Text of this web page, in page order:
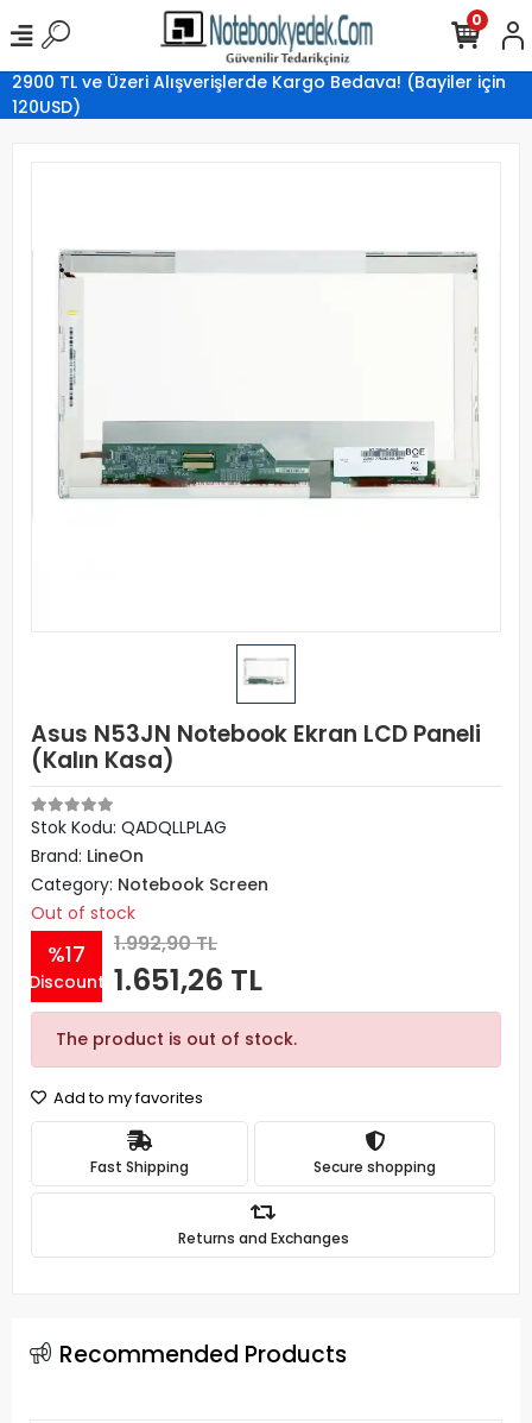
2900 TL ve Üzeri Alışverişlerde Kargo Bedava! (Bayiler için
120USD)
0
Asus N53JN Notebook Ekran LCD Paneli
(Kalın Kasa)
Stok Kodu: QADQLLPLAG
Brand: LineOn
Category: Notebook Screen
Out of stock
%17
Discount
1.992,90 TL
1.651,26 TL
The product is out of stock.
Add to my favorites
Fast Shipping Secure shopping
Returns and Exchanges
Recommended Products